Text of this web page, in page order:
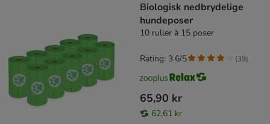
Biologisk nedbrydelige
hundeposer
10 ruller à 15 poser
65,90 kr
62,61 kr
Rating: 3.6/5 (39)